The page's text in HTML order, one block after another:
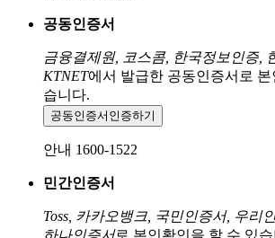
공동인증서
금융결제원, 코스콤, 한국정보인증,
KTNET에서 발급한 공동인증서로 본
습니다.
공동인증서 인증하기
안내 1600-1522
민간인증서
Toss, 카카오뱅크, 국민인증서, 우리